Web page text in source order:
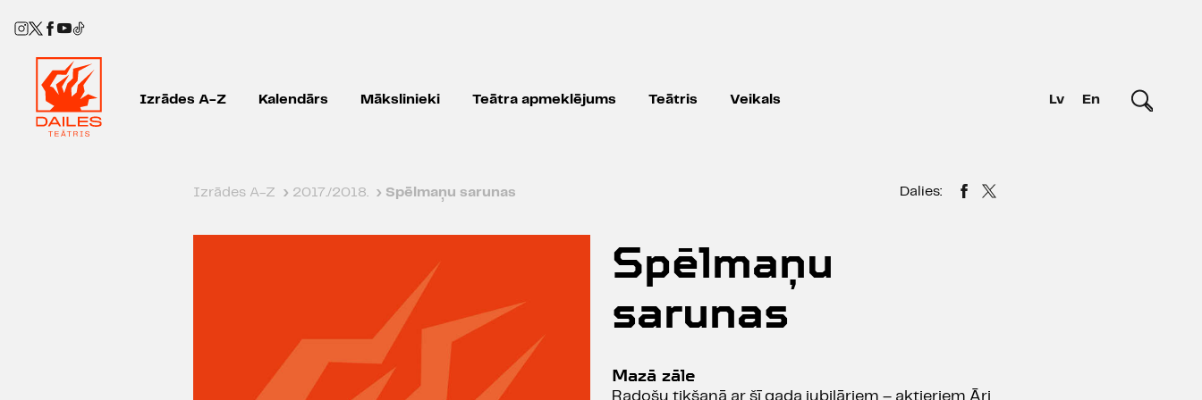
Izrādes A-Z Kalendārs Mākslinieki Teātra apmeklējums Teātris Veikals Lv En
Izrādes A-Z › 2017./2018. › Spēlmaņu sarunas Dalies:
Spēlmaņu
sarunas
Mazā zāle
Radošu tikšanā ar šī gada jubilāriem – aktieriem Āri